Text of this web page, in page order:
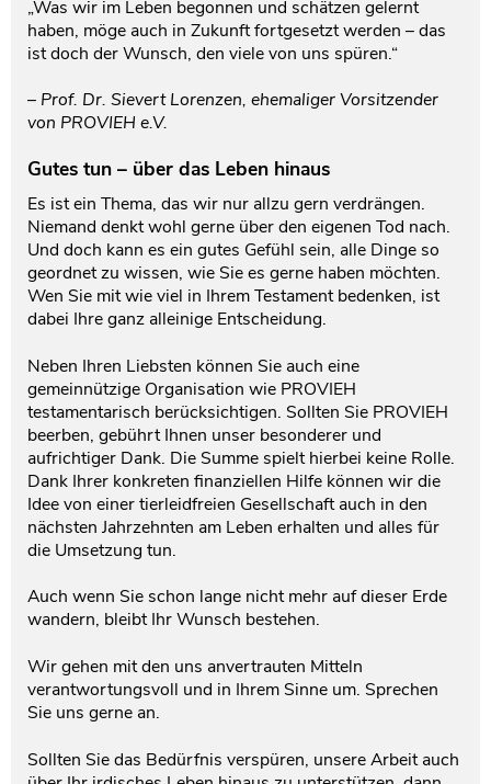
„Was wir im Leben begonnen und schätzen gelernt
haben, möge auch in Zukunft fortgesetzt werden – das
ist doch der Wunsch, den viele von uns spüren.“
– Prof. Dr. Sievert Lorenzen, ehemaliger Vorsitzender
von PROVIEH e.V.
Gutes tun – über das Leben hinaus
Es ist ein Thema, das wir nur allzu gern verdrängen.
Niemand denkt wohl gerne über den eigenen Tod nach.
Und doch kann es ein gutes Gefühl sein, alle Dinge so
geordnet zu wissen, wie Sie es gerne haben möchten.
Wen Sie mit wie viel in Ihrem Testament bedenken, ist
dabei Ihre ganz alleinige Entscheidung.
Neben Ihren Liebsten können Sie auch eine
gemeinnützige Organisation wie PROVIEH
testamentarisch berücksichtigen. Sollten Sie PROVIEH
beerben, gebührt Ihnen unser besonderer und
aufrichtiger Dank. Die Summe spielt hierbei keine Rolle.
Dank Ihrer konkreten finanziellen Hilfe können wir die
Idee von einer tierleidfreien Gesellschaft auch in den
nächsten Jahrzehnten am Leben erhalten und alles für
die Umsetzung tun.
Auch wenn Sie schon lange nicht mehr auf dieser Erde
wandern, bleibt Ihr Wunsch bestehen.
Wir gehen mit den uns anvertrauten Mitteln
verantwortungsvoll und in Ihrem Sinne um. Sprechen
Sie uns gerne an.
Sollten Sie das Bedürfnis verspüren, unsere Arbeit auch
Testament und Nachlass
Netzwerk- und Kooperationspartner